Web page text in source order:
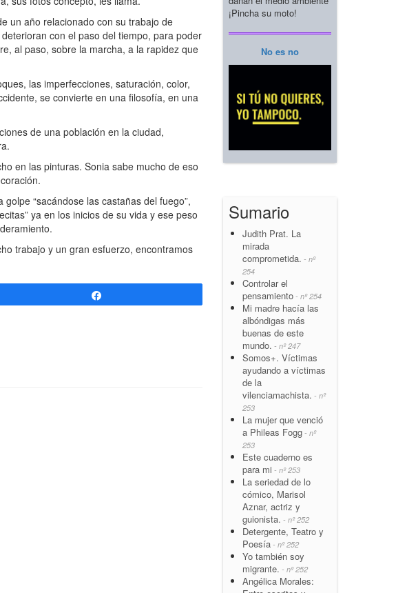
un año relacionado con su trabajo de
con el paso del tiempo, para poder
al paso, sobre la marcha, a la rapidez que
las imperfecciones, saturación, color,
se convierte en una filosofía, en una
de una población en la ciudad,
en las pinturas. Sonia sabe mucho de eso
“sacándose las castañas del fuego”,
ya en los inicios de su vida y ese peso
trabajo y un gran esfuerzo, encontramos
¡Pincha su moto!
No es no
Sumario
Judith Prat. La
mirada
comprometida. - nº
254
Controlar el
pensamiento - nº 254
Mi madre hacía las
albóndigas más
buenas de este
mundo. - nº 247
Somos+. Víctimas
ayudando a víctimas
de la
vilenciamachista. - nº
253
La mujer que venció
a Phileas Fogg - nº
253
Este cuaderno es
para mi - nº 253
La seriedad de lo
cómico, Marisol
Aznar, actriz y
guionista. - nº 252
Detergente, Teatro y
Poesía - nº 252
Yo también soy
migrante. - nº 252
Angélica Morales: